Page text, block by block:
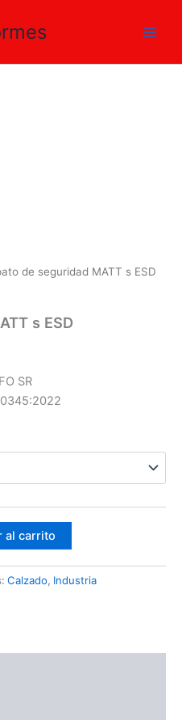
de seguridad MATT s ESD
s ESD
SR
al carrito
Calzado, Industria